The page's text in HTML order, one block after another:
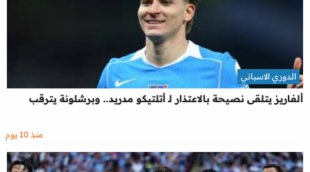
ألفاريز يتلقى نصيحة بالاعتذار لـ أتلتيكو مدريد.. وبرشلونة يترقب
الدوري الاسباني
منذ 10 يوم